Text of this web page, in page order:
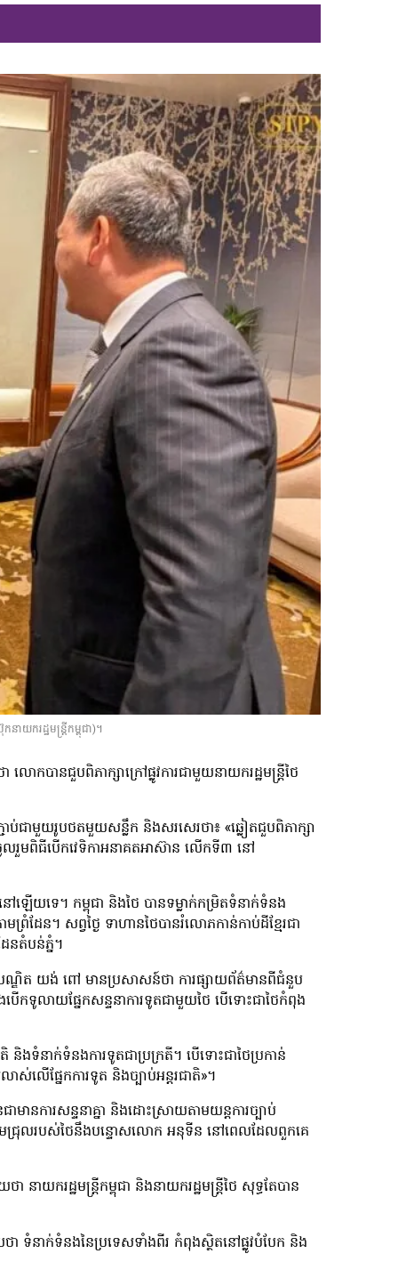
យករដ្ឋមន្ត្រីកម្ពុជា)។
កបានជួបពិភាក្សាក្រៅផ្លូវការជាមួយនាយករដ្ឋមន្ត្រីថៃ
ជាមួយរូបថតមួយសន្លឹក និងសរសេរថា៖ «ឆ្លៀតជួបពិភាក្សា
លរួមពិធីបើកវេទិកាអនាគតអាស៊ាន លើកទី៣ នៅ
ឡើយទេ។ កម្ពុជា និងថៃ បានទម្លាក់កម្រិតទំនាក់ទំនង
រំដែន។ សព្វថ្ងៃ ទាហានថៃបានរំលោភកាន់កាប់ដីខ្មែរជា
នតំបន់ភ្នំ។
បណ្ឌិត យង់ ពៅ មានប្រសាសន៍ថា ការផ្សាយព័ត៌មានពីជំនួប
ងបើកទូលាយផ្នែកសន្ទនាការទូតជាមួយថៃ បើទោះជាថៃកំពុង
និងទំនាក់ទំនងការទូតជាប្រក្រតី។ បើទោះជាថៃប្រកាន់
លើផ្នែកការទូត និងច្បាប់អន្តរជាតិ»។
នការសន្ទនាគ្នា និងដោះស្រាយតាមយន្តការច្បាប់
មជ្រុលរបស់ថៃនឹងបន្ទោសលោក អនុទីន នៅពេលដែលពួកគេ
យករដ្ឋមន្ត្រីកម្ពុជា និងនាយករដ្ឋមន្ត្រីថៃ សុទ្ធតែបាន
ាក់ទំនងនៃប្រទេសទាំងពីរ កំពុងស្ថិតនៅផ្លូវបំបែក និង